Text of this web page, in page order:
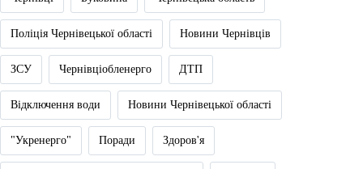
Поліція Чернівецької області Новини Чернівців
ЗСУ Чернівціобленерго ДТП
Відключення води Новини Чернівецької області
"Укренерго" Поради Здоров'я